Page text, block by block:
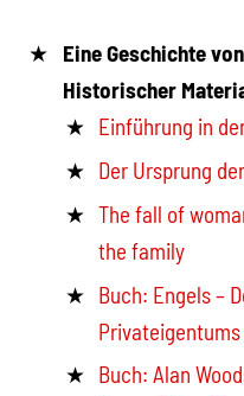
Eine Geschichte
Historischer
Einführung in
Der Ursprung
The fall of
the family
Buch: Engels –
Buch: Alan